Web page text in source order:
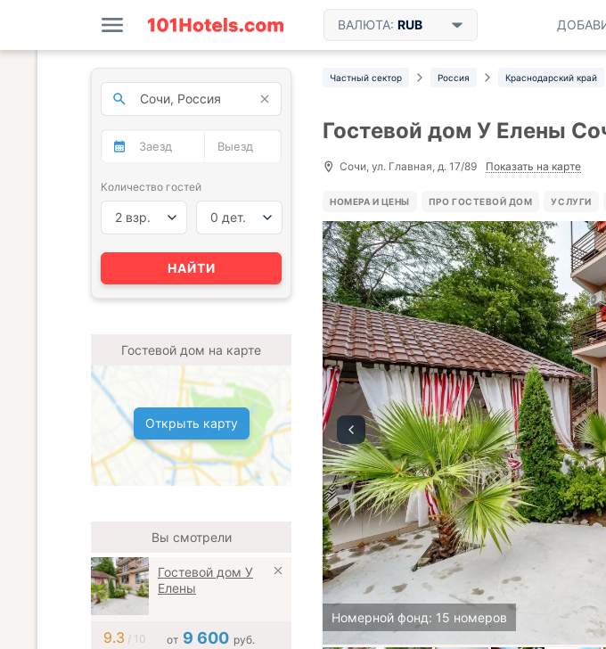
ВАЛЮТА: RUB
Частный сектор Россия Краснодарский край
Гостевой дом У Елены
Сочи, ул. Главная, д. 17/89 Показать на карте
НОМЕРА И ЦЕНЫ ПРО ГОСТЕВОЙ ДОМ УСЛУГИ
Номерной фонд: 15 номеров
Количество гостей
2 взр. 0 дет.
НАЙТИ
Гостевой дом на карте
Открыть карту
Вы смотрели
Гостевой дом У
Елены
9.3 / 10 от 9 600 руб.